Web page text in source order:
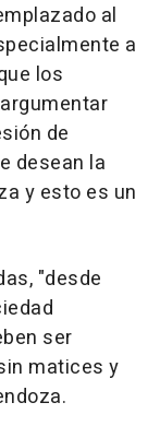
al
a
los
de
desean la
y esto es un
"desde
ser
matices y